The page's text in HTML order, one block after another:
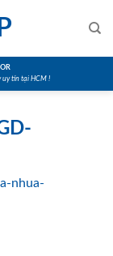
uy tín tại HCM !
nhua-